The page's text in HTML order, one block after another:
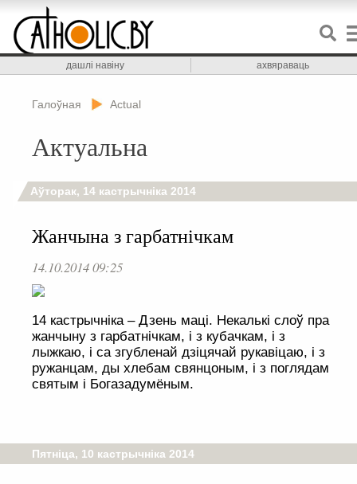
дашлі навіну ахвяраваць
Галоўная Actual
Актуальна
Аўторак, 14 кастрычніка 2014
Жанчына з гарбатнічкам
14.10.2014 09:25
14 кастрычніка – Дзень маці. Некалькі слоў пра
жанчыну з гарбатнічкам, і з кубачкам, і з
лыжкаю, і са згубленай дзіцячай рукавіцаю, і з
ружанцам, ды хлебам свянцоным, і з поглядам
святым і Богазадумёным.
Пятніца, 10 кастрычніка 2014